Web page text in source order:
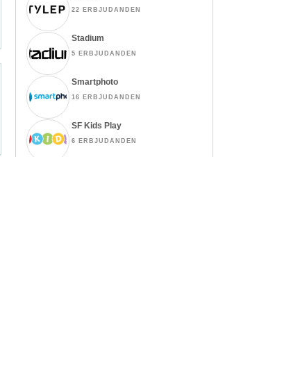
22 ERBJUDANDEN
Stadium
5 ERBJUDANDEN
Smartphoto
16 ERBJUDANDEN
SF Kids Play
6 ERBJUDANDEN